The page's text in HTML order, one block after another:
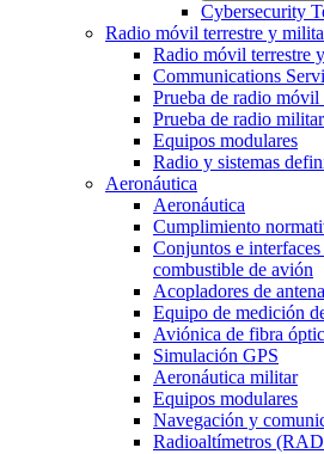
Cybersecurity
Radio móvil terrestre y
Radio móvil terrestre
Communications
Prueba de radio móvil
Prueba de radio militar
Equipos modulares
Radio y sistemas
Aeronáutica
Aeronáutica
Cumplimiento
Conjuntos e
combustible de avión
Acopladores de antena
Equipo de medición
Aviónica de fibra
Simulación GPS
Aeronáutica militar
Equipos modulares
Navegación y
Radioaltímetros